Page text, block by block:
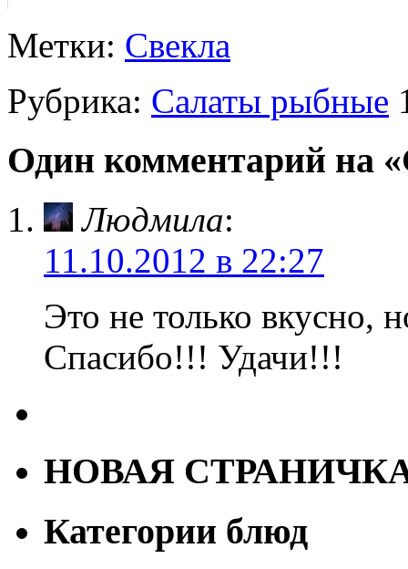
Метки: Свекла
Рубрика: Салаты рыбные
Один комментарий на
Людмила:
11.10.2012 в 22:27
Это не только вкусно,
Спасибо!!! Удачи!!!
НОВАЯ
Категории блюд